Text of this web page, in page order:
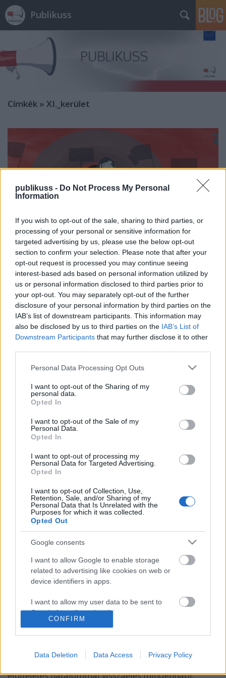
publikuss - Do Not Process My Personal
Information
If you wish to opt-out of the sale, sharing to third parties, or
processing of your personal or sensitive information for
targeted advertising by us, please use the below opt-out
section to confirm your selection. Please note that after your
opt-out request is processed you may continue seeing
interest-based ads based on personal information utilized by
us or personal information disclosed to third parties prior to
your opt-out. You may separately opt-out of the further
disclosure of your personal information by third parties on the
IAB’s list of downstream participants. This information may
also be disclosed by us to third parties on the IAB’s List of
Downstream Participants that may further disclose it to other
Please note that this website/app uses one or more Google
not limited to your visit or usage behaviour. You may click to
grant or deny consent to Google and its third-party tags to
use your data for below specified purposes in below Google
consent section.
Personal Data Processing Opt Outs
I want to opt-out of the Sharing of my
personal data.
Opted In
I want to opt-out of the Sale of my
Personal Data.
Opted In
I want to opt-out of processing my
Personal Data for Targeted Advertising.
Opted In
I want to opt-out of Collection, Use,
Retention, Sale, and/or Sharing of my
Personal Data that Is Unrelated with the
Purposes for which it was collected.
Opted Out
Google consents
I want to allow Google to enable storage
related to advertising like cookies on web or
device identifiers in apps.
I want to allow my user data to be sent to
Google for online advertising purposes.
I want to allow Google to send me
related to analytics like cookies on web or
CONFIRM
Data Deletion Data Access Privacy Policy
Publikuss
Címkék » XI._kerület
Pride-on a BRFK letérdelt Orbánnak
Szabálysértési kisokos
Publikus Team•2025. július 01.
Orbán Viktor februári évértékelő beszédében azt
tanácsolta a Pride szervezőinek: „ne bajlódjanak az
szerinte „kidobott pénz és idő”. Az
Országgyűlés sietve márciusban elfogadta a
gyülekezési törvény módosítását, ami lehetővé tette
volna a Pride betiltását. A…
Az igazságszolgáltatás legalja 10.0
XI. Kerületi Rendőrkapitányság
Publikus Team•2024. január 17.
között egyszerűen egy fikarcnyi különbség sincsen. A
előítéletes hatalommal visszaélés mindennapi,